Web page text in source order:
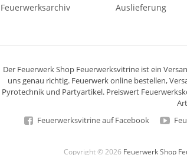
Feuerwerksarchiv
Auslieferung
Der Feuerwerk Shop Feuerwerksvitrine ist ein
uns genau richtig. Feuerwerk online bestellen,
Pyrotechnikund Partyartikel. Preiswert
Feuerwerksvitrine auf Facebook
Copyright © 2026 Feuerwerk Shop